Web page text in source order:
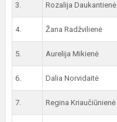
3. Rozalija Daukantienė
4. Žana Radžvilienė
5. Aurelija Mikienė
6. Dalia Norvidaitė
7. Regina Kriaučiūnienė